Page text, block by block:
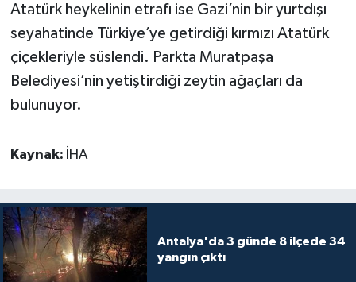
Atatürk heykelinin etrafı ise Gazi’nin bir yurtdışı
seyahatinde Türkiye’ye getirdiği kırmızı Atatürk
çiçekleriyle süslendi. Parkta Muratpaşa
Belediyesi’nin yetiştirdiği zeytin ağaçları da
bulunuyor.
Kaynak: İHA
Antalya'da 3 günde 8 ilçede 34
yangın çıktı